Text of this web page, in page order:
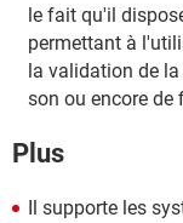
le fait qu'il
permettant à
la validation de
son ou encore de
Plus
Il supporte les